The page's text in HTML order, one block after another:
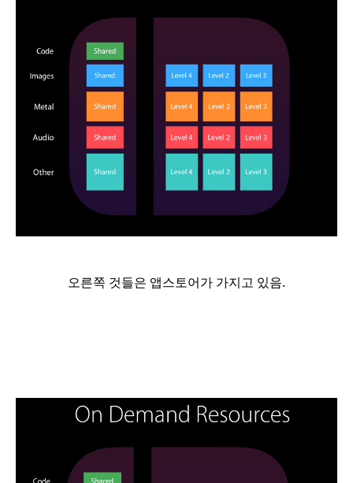
오른쪽 것들은 앱스토어가 가지고 있음.